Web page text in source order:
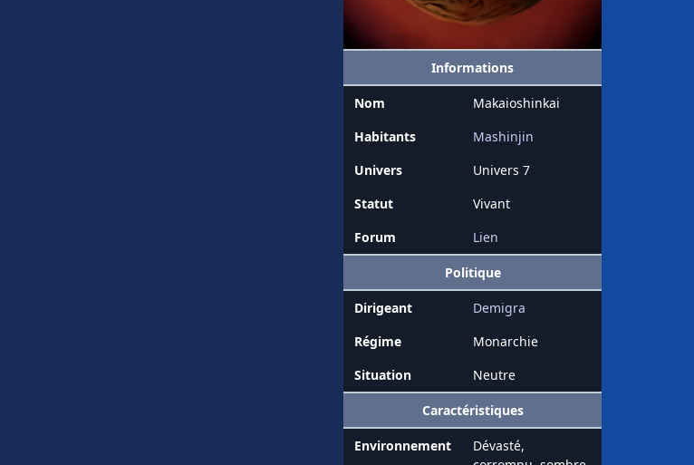
Informations
Nom
Makaioshinkai
Habitants
Mashinjin
Univers
Univers 7
Statut
Vivant
Forum
Lien
Politique
Dirigeant
Demigra
Régime
Monarchie
Situation
Neutre
Caractéristiques
Environnement
Dévasté,